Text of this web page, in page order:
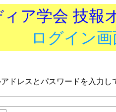
ア学会 技報
ログイン画
ドレスとパスワードを入力し